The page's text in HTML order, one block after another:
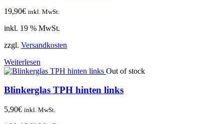
19,90€ inkl. MwSt.
inkl. 19 % MwSt.
zzgl. Versandkosten
Weiterlesen
Out of stock
Blinkerglas TPH hinten links
5,90€ inkl. MwSt.